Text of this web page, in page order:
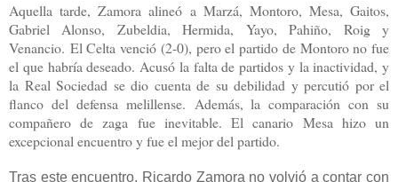
Aquella tarde, Zamora alineó a Marzá, Montoro, Mesa, Gaitos,
Gabriel Alonso, Zubeldia, Hermida, Yayo, Pahiño, Roig y
Venancio. El Celta venció (2-0), pero el partido de Montoro no fue
el que habría deseado. Acusó la falta de partidos y la inactividad, y
la Real Sociedad se dio cuenta de su debilidad y percutió por el
flanco del defensa melillense. Además, la comparación con su
compañero de zaga fue inevitable. El canario Mesa hizo un
excepcional encuentro y fue el mejor del partido.
Tras este encuentro, Ricardo Zamora no volvió a contar con